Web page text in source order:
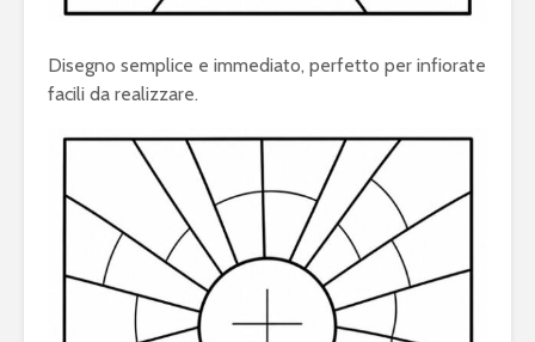
Disegno semplice e immediato, perfetto per infiorate
facili da realizzare.